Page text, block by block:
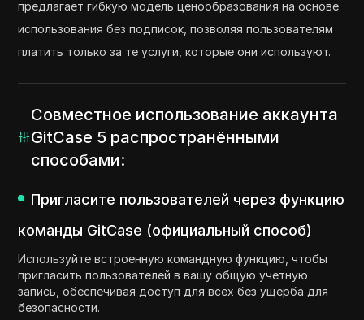
предлагает гибкую модель ценообразования на основе
использования без подписок, позволяя пользователям
платить только за те услуги, которые они используют.
Совместное использование аккаунта
GitCase 5 распространёнными
способами:
Пригласите пользователей через функцию
команды GitCase (официальный способ)
Используйте встроенную командную функцию, чтобы
пригласить пользователей в вашу общую учетную
запись, обеспечивая доступ для всех без ущерба для
безопасности.